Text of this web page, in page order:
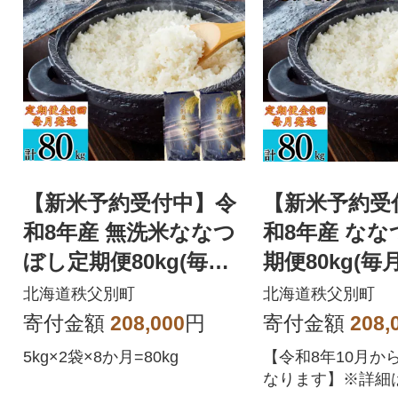
【新米予約受付中】令
和8年産 無洗米ななつ
ぼし定期便80kg(毎月
発送)【R8UB-21】
北海道秩父別町
寄付金額 208,000円
5kg×2袋×8か月=80kg
【新米予約
和8年産 なな
期便80kg(毎
【R8UB-02】
北海道秩父別町
寄付金額
【令和8年10月か
なります】※詳細